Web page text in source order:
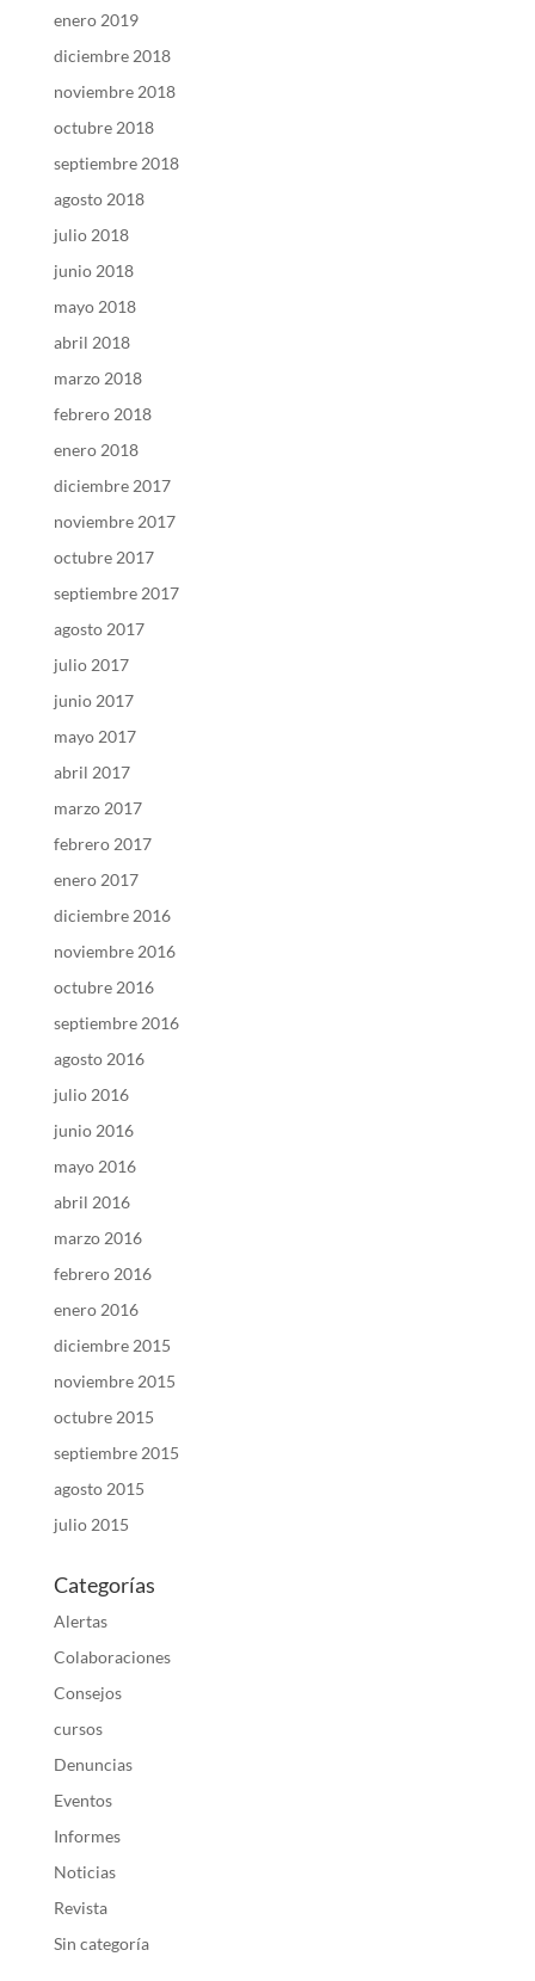
enero 2019
diciembre 2018
noviembre 2018
octubre 2018
septiembre 2018
agosto 2018
julio 2018
junio 2018
mayo 2018
abril 2018
marzo 2018
febrero 2018
enero 2018
diciembre 2017
noviembre 2017
octubre 2017
septiembre 2017
agosto 2017
julio 2017
junio 2017
mayo 2017
abril 2017
marzo 2017
febrero 2017
enero 2017
diciembre 2016
noviembre 2016
octubre 2016
septiembre 2016
agosto 2016
julio 2016
junio 2016
mayo 2016
abril 2016
marzo 2016
febrero 2016
enero 2016
diciembre 2015
noviembre 2015
octubre 2015
septiembre 2015
agosto 2015
julio 2015
Categorías
Alertas
Colaboraciones
Consejos
cursos
Denuncias
Eventos
Informes
Noticias
Revista
Sin categoría